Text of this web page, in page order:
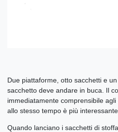
Due piattaforme, otto sacchetti e
sacchetto deve andare in buca. Il
immediatamente comprensibile
allo stesso tempo è più
Quando lanciano i sacchetti di